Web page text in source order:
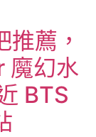
推薦，
魔幻水
BTS